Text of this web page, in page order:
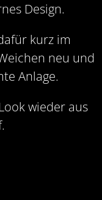
Design.
kurz im
neu und
Anlage.
wieder aus